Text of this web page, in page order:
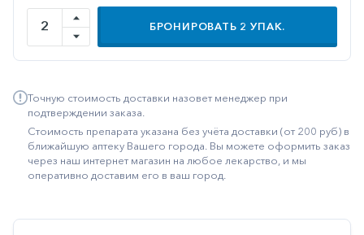
Климактерические
Метаболизм
Наружные
средства
Неврологические
Офтальмология
БРОНИРОВАТЬ 2 УПАК.
Точную стоимость доставки назовет менеджер при
подтверждении заказа.
Стоимость препарата указана без учёта доставки (от 200 руб) в
ближайшую аптеку Вашего города. Вы можете оформить заказ
через наш интернет магазин на любое лекарство, и мы
оперативно доставим его в ваш город.